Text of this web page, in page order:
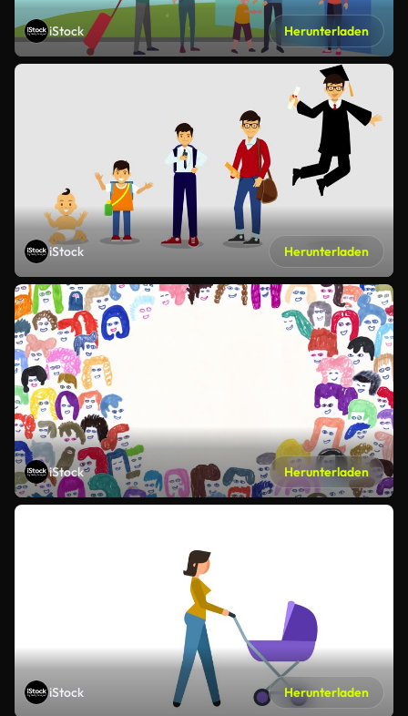
iStock Herunterladen
iStock Herunterladen
iStock Herunterladen
iStock Herunterladen